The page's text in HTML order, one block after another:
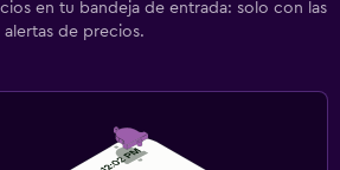
en tu bandeja de entrada: solo con las
alertas de precios.